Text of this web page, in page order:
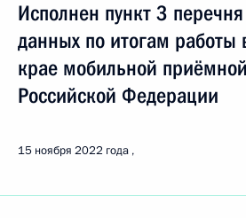
Исполнен пункт 3
данных по итогам
крае мобильной
Российской Федерации
15 ноября 2022 года